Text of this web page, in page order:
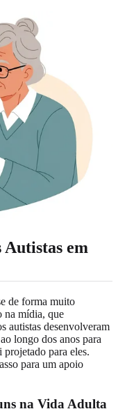
Autistas em
de forma muito
na mídia, que
autistas desenvolveram
longo dos anos para
para eles.
para um apoio
na Vida Adulta